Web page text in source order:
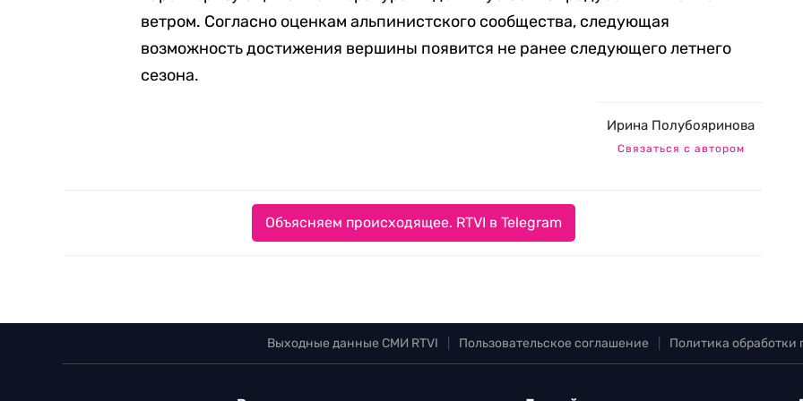
ветром. Согласно оценкам альпинистского сообщества, следующая
возможность достижения вершины появится не ранее следующего летнего
сезона.
Ирина Полубояринова
Связаться с автором
Объясняем происходящее. RTVI в Telegram
Выходные данные СМИ RTVI Пользовательское соглашение Политика